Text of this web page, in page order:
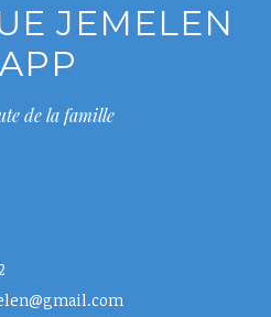
JEMELEN
de la famille